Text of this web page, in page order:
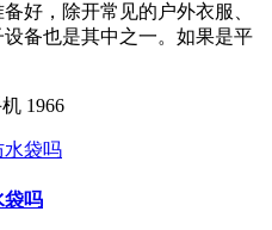
好，除开常见的户外衣服、
备也是其中之一。如果是平
1966
袋吗